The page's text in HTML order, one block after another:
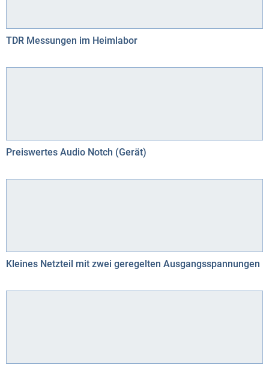
TDR Messungen im Heimlabor
Preiswertes Audio Notch (Gerät)
Kleines Netzteil mit zwei geregelten Ausgangsspannungen